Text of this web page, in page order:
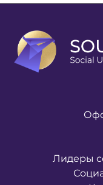
Лидеры